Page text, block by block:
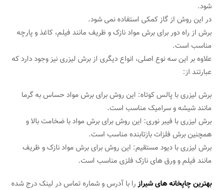
شود.
در این روش از گاز کمکی استفاده نمی شود.
برش از راه دور برای برش مواد نازک و ظریف مانند فیلم، کاغذ و پارچه
مناسب است.
علاوه بر این سه نوع اصلی، انواع دیگری از برش لیزری نیز وجود دارد که
عبارتند از:
برش لیزری با پالس کوتاه: این روش برای برش مواد حساس به گرما
مانند شیشه و سرامیک مناسب است.
برش لیزری با فیبر نوری: این روش برای برش مواد با ضخامت بالا و
همچنین برش فلزات بازتابنده مناسب است.
برش لیزری با دیود مستقیم: این روش برای برش مواد نازک و ظریف
مانند فیلم و ورق های نازک فلزی مناسب است.
بهترین چاپخانه های شیرازرا با آدرس و شماره تماس در لینک درج شده